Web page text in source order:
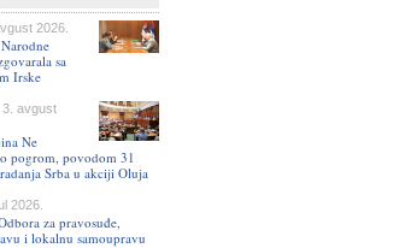
2026.
sa
Irske
3. avgust
Ne
pogrom, povodom 31
Srba u akciji Oluja
2026.
za pravosuđe,
i lokalnu samoupravu